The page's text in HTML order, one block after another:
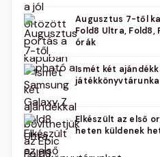
Augusztus 7-től
Fold8 Ultra, Fold8,
órák
Ismét két
Elkészült az első
heten küldenek